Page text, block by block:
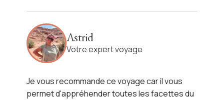
Les essentiels d'Oman
Voir l'itinéraire
Astrid
Votre expert voyage
Je vous recommande ce voyage car il vous
permet d'appréhender toutes les facettes du